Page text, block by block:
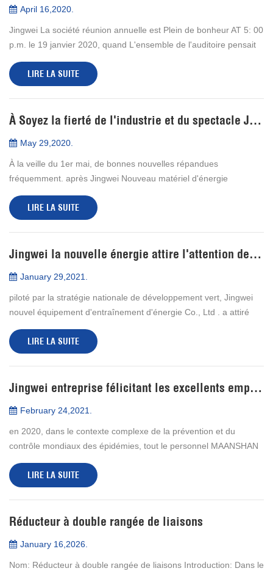
April 16,2020.
Jingwei La société réunion annuelle est Plein de bonheur AT 5: 00
p.m. le 19 janvier 2020, quand L'ensemble de l'auditoire pensait
toujours à l'excitation et à la joie apportée par le juste conclu Jin...
LIRE LA SUITE
À Soyez la fierté de l'industrie et du spectacle Jingwei's Style fort - Jingwei La société devient le fournisseur certifié de Sany grouper
May 29,2020.
À la veille du 1er mai, de bonnes nouvelles répandues
fréquemment. après Jingwei Nouveau matériel d'énergie
Equipment Co., Ltda remporté le dossier de production mensuel
le plus élevé de la bague de s...
LIRE LA SUITE
Jingwei la nouvelle énergie attire l'attention des médias
January 29,2021.
piloté par la stratégie nationale de développement vert, Jingwei
nouvel équipement d'entraînement d'énergie Co., Ltd . a attiré
l'attention des médias grand public avec ses forts points chauds
d'échel...LIRE LA SUITE
Jingwei entreprise félicitant les excellents employés
February 24,2021.
en 2020, dans le contexte complexe de la prévention et du
contrôle mondiaux des épidémies, tout le personnel MAANSHAN
JINGWEI nouvel équipement d'entraînement d'énergie CO.,
LTDunissez-vous comme un, ...
LIRE LA SUITE
Réducteur à double rangée de liaisons
January 16,2026.
Nom: Réducteur à double rangée de liaisons Introduction: Dans le